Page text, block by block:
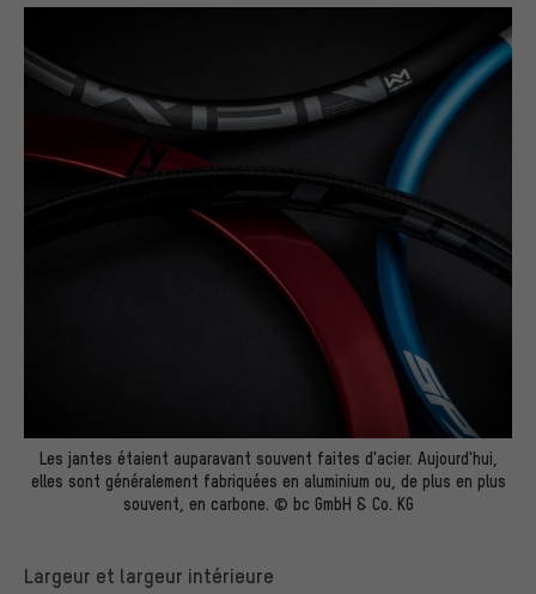
Les jantes étaient auparavant souvent faites d'acier. Aujourd'hui,
elles sont généralement fabriquées en aluminium ou, de plus en plus
souvent, en carbone. © bc GmbH & Co. KG
Largeur et largeur intérieure